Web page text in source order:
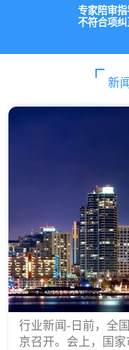
专家陪审指
不符合项纠
新
行业新闻-日前，全
京召开。会上，国家